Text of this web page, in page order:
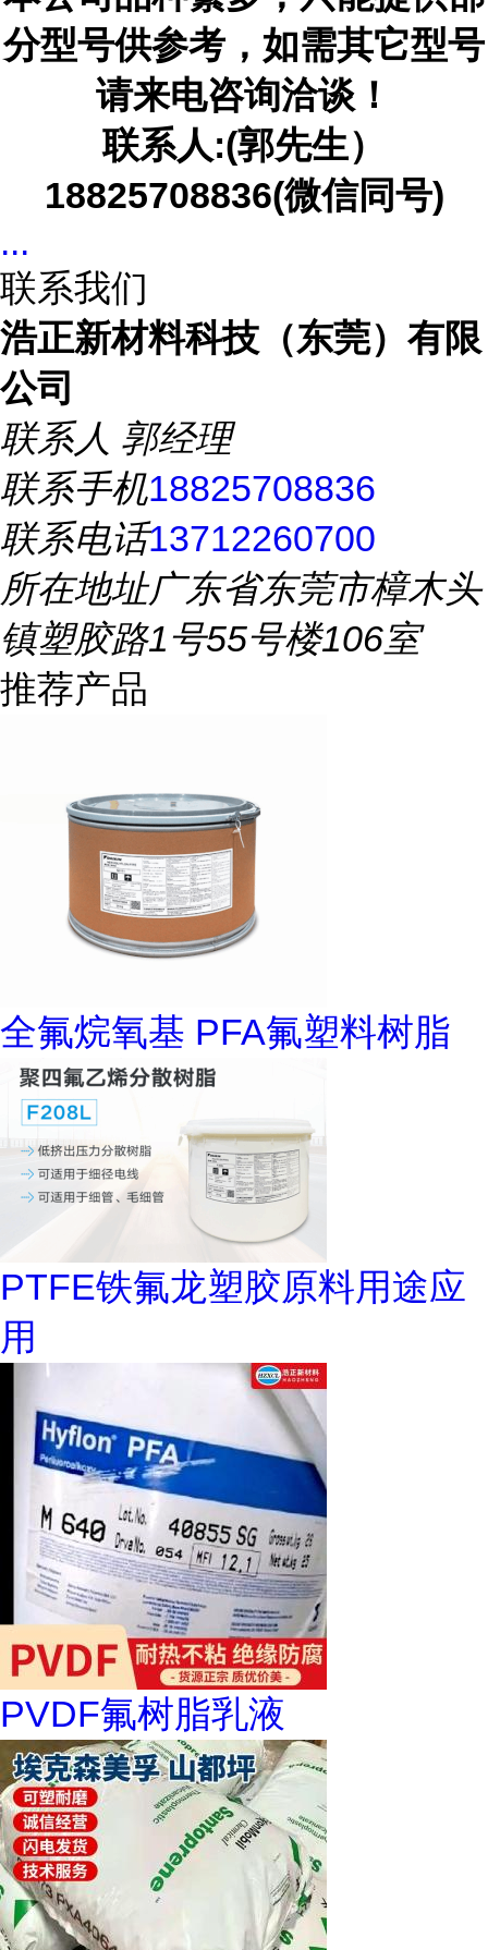
分型号供参考，如需其它型号
请来电咨询洽谈！
联系人:(郭先生）
18825708836(微信同号)
...
联系我们
浩正新材料科技（东莞）有限
公司
联系人 郭经理
联系手机18825708836
联系电话13712260700
所在地址广东省东莞市樟木头
镇塑胶路1号55号楼106室
推荐产品
全氟烷氧基 PFA氟塑料树脂
PTFE铁氟龙塑胶原料用途应
用
PVDF氟树脂乳液